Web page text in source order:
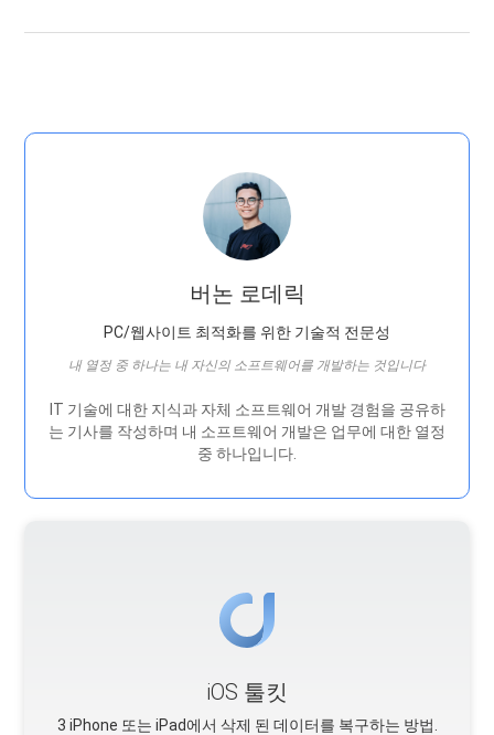
버논 로데릭
PC/웹사이트 최적화를 위한 기술적 전문성
내 열정 중 하나는 내 자신의 소프트웨어를 개발하는 것입니다
IT 기술에 대한 지식과 자체 소프트웨어 개발 경험을 공유하
는 기사를 작성하며 내 소프트웨어 개발은 ​​업무에 대한 열정
중 하나입니다.
iOS 툴킷
3 iPhone 또는 iPad에서 삭제 된 데이터를 복구하는 방법.